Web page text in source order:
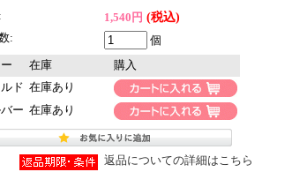
1,540円 (税込)
:
個
在庫
購入
ド 在庫あり
ー 在庫あり
返品についての詳細はこちら